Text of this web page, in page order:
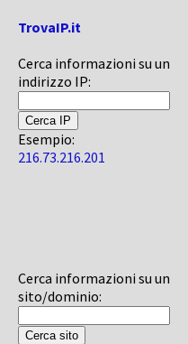
TrovaIP.it
Cerca informazioni su un
indirizzo IP:
Esempio:
216.73.216.201
Cerca informazioni su un
sito/dominio: